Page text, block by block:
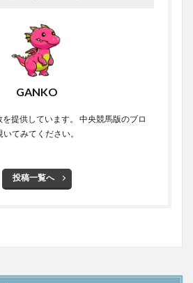
GANKO
提供しています。 中央競馬版のブロ
てみてください。
投稿一覧へ